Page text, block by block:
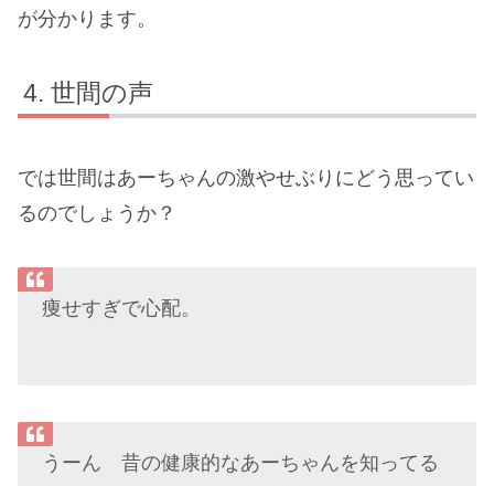
が分かります。
世間の声
では世間はあーちゃんの激やせぶりにどう思ってい
るのでしょうか？
痩せすぎで心配。
うーん 昔の健康的なあーちゃんを知ってる